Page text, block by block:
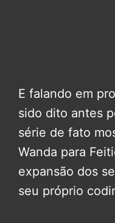
E falando em
sido dito antes
série de fato
Wanda para
expansão dos
seu próprio